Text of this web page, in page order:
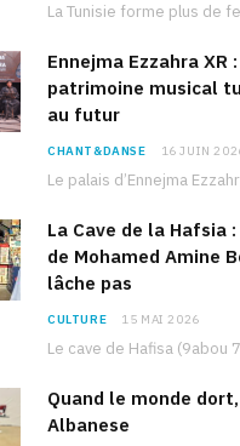
Ennejma Ezzahra XR
patrimoine musical
au futur
CHANT&DANSE 16 JUIN
La Cave de la Hafsia
de Mohamed Amine
lâche pas
CULTURE 15 MAI 2026
Quand le monde
Albanese